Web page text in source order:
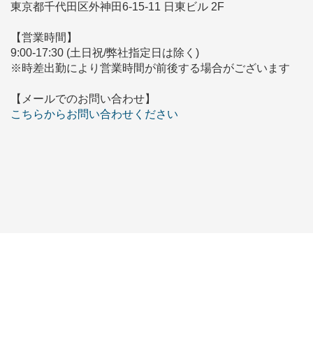
東京都千代田区外神田6-15-11 日東ビル 2F
【営業時間】
9:00-17:30 (土日祝/弊社指定日は除く)
※時差出勤により営業時間が前後する場合がございます
【メールでのお問い合わせ】
こちらからお問い合わせください